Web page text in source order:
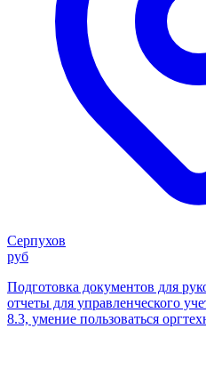
Серпухов
руб
Подготовка документов для
отчеты для управленческого
8.3, умение пользоваться